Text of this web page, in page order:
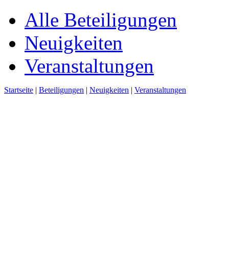
Alle Beteiligungen
Neuigkeiten
Veranstaltungen
Startseite | Beteiligungen | Neuigkeiten | Veranstaltungen